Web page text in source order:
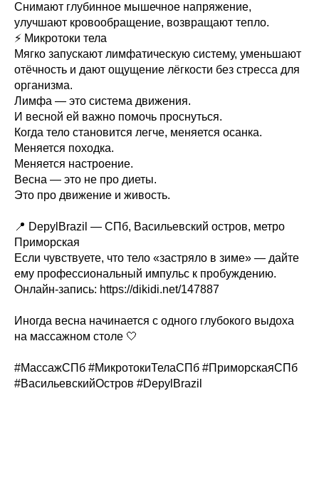
Снимают глубинное мышечное напряжение,
улучшают кровообращение, возвращают тепло.
⚡️ Микротоки тела
Мягко запускают лимфатическую систему, уменьшают
отёчность и дают ощущение лёгкости без стресса для
организма.
Лимфа — это система движения.
И весной ей важно помочь проснуться.
Когда тело становится легче, меняется осанка.
Меняется походка.
Меняется настроение.
Весна — это не про диеты.
Это про движение и живость.
📍 DepylBrazil — СПб, Васильевский остров, метро
Приморская
Если чувствуете, что тело «застряло в зиме» — дайте
ему профессиональный импульс к пробуждению.
Онлайн-запись: https://dikidi.net/147887
Иногда весна начинается с одного глубокого выдоха
на массажном столе 🤍
#МассажСПб #МикротокиТелаСПб #ПриморскаяСПб
#ВасильевскийОстров #DepylBrazil